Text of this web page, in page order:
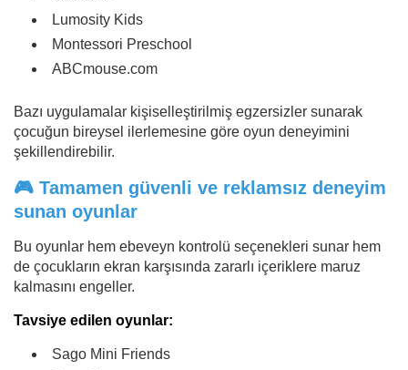
Lumosity Kids
Montessori Preschool
ABCmouse.com
Bazı uygulamalar kişiselleştirilmiş egzersizler sunarak
çocuğun bireysel ilerlemesine göre oyun deneyimini
şekillendirebilir.
🎮 Tamamen güvenli ve reklamsız deneyim
sunan oyunlar
Bu oyunlar hem ebeveyn kontrolü seçenekleri sunar hem
de çocukların ekran karşısında zararlı içeriklere maruz
kalmasını engeller.
Tavsiye edilen oyunlar:
Sago Mini Friends